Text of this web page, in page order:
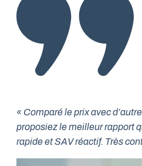
« Comparé le prix avec
proposiez le meilleur rapport
rapide et SAV réactif. Très